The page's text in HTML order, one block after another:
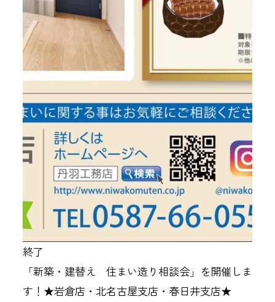
終了
「新築・建替え 住まい造り相談会」を開催しま
す！★岩倉店・北名古屋支店・春日井支店★